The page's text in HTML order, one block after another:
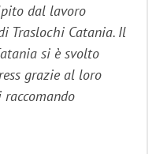
dal lavoro
Traslochi Catania. Il
si è svolto
grazie al loro
raccomando